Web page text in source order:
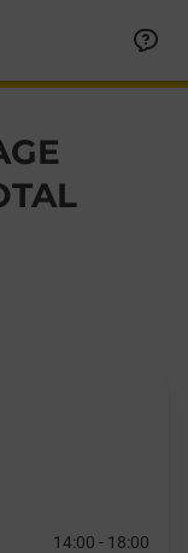
14:00 - 18:00